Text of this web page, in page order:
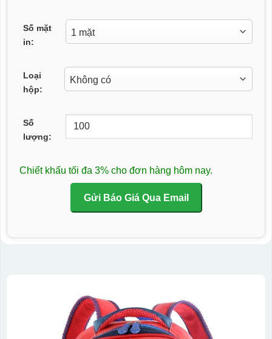
Số mặt
in:
Loại
hộp:
Số
lượng:
Chiết khấu tối đa 3% cho đơn hàng hôm nay.
Gửi Báo Giá Qua Email